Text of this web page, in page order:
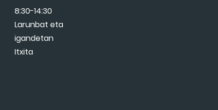
8:30-14:30
Larunbat eta
igandetan
Itxita